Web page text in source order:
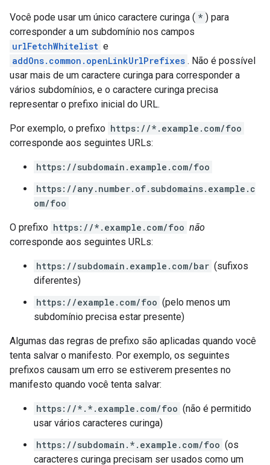
Você pode usar um único caractere curinga ( * ) para
corresponder a um subdomínio nos campos
urlFetchWhitelist e
addOns.common.openLinkUrlPrefixes . Não é possível
usar mais de um caractere curinga para corresponder a
vários subdomínios, e o caractere curinga precisa
representar o prefixo inicial do URL.
Por exemplo, o prefixo https://*.example.com/foo
corresponde aos seguintes URLs:
https://subdomain.example.com/foo
https://any.number.of.subdomains.example.c
om/foo
O prefixo https://*.example.com/foo não
corresponde aos seguintes URLs:
https://subdomain.example.com/bar (sufixos
diferentes)
https://example.com/foo (pelo menos um
subdomínio precisa estar presente)
Algumas das regras de prefixo são aplicadas quando você
tenta salvar o manifesto. Por exemplo, os seguintes
prefixos causam um erro se estiverem presentes no
manifesto quando você tenta salvar:
https://*.*.example.com/foo (não é permitido
usar vários caracteres curinga)
https://subdomain.*.example.com/foo (os
caracteres curinga precisam ser usados como um